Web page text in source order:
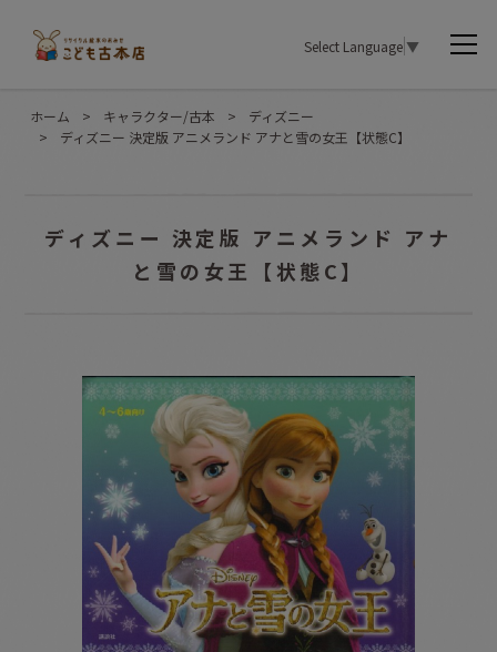
Select Language▼
ホーム > キャラクター/古本 >
ディズニー
>
ディズニー 決定版 アニメランド アナと雪の女王【状態C】
ディズニー 決定版 アニメランド アナ
と雪の女王【状態C】